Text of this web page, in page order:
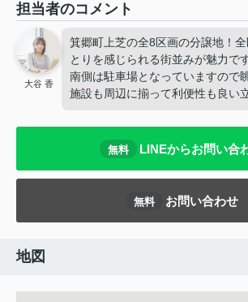
担当者のコメント
大谷 香
箕郷町上芝の全8区画の分譲地！
とりを感じられる街並みが魅力で
南側は駐車場となっていますので
施設も周辺に揃って利便性も良い
無料 LINEからお問い合
無料 お問い合わせ
地図